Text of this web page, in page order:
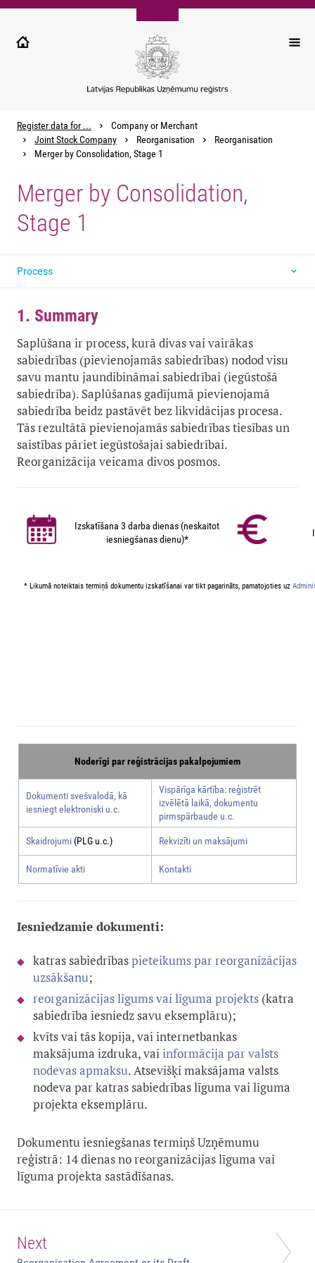
Pārlekt
galveno
Register data for ...
Company or Merchant
Joint Stock Company
Reorganisation
Reorganisation
Merger by Consolidation, Stage 1
Merger by Consolidation,
Stage 1
Process
1. Summary
Saplūšana ir process, kurā divas vai vairākas
sabiedrības (pievienojamās sabiedrības) nodod visu
savu mantu jaundibināmai sabiedrībai (iegūstošā
sabiedrība). Saplūšanas gadījumā pievienojamā
sabiedrība beidz pastāvēt bez likvidācijas procesa.
Tās rezultātā pievienojamās sabiedrības tiesības un
saistības pāriet iegūstošajai sabiedrībai.
Reorganizācija veicama divos posmos.
Izskatīšana 3 darba dienas (neskaitot
iesniegšanas dienu)*
* Likumā noteiktais termiņš dokumentu izskatīšanai var tikt pagarināts, pamatojoties uz
Noderīgi par reģistrācijas pakalpojumiem
Dokumenti svešvalodā, kā
iesniegt elektroniski u.c.
Vispārīga kārtība: reģistrēt
izvēlētā laikā, dokumentu
pirmspārbaude u.c.
Skaidrojumi(PLG u.c.) Rekvizīti un maksājumi
Normatīvie akti Kontakti
Iesniedzamie dokumenti:
katras sabiedrībaspieteikums par reorganizācijas
uzsākšanu;
reorganizācijas līgums vai līguma projekts (katra
sabiedrība iesniedz savu eksemplāru);
kvīts vai tās kopija, vai internetbankas
maksājuma izdruka, vaiinformācija par valsts
nodevas apmaksu. Atsevišķi maksājama valsts
nodeva par katras sabiedrības līguma vai līguma
projekta eksemplāru.
Dokumentu iesniegšanas termiņš Uzņēmumu
reģistrā: 14 dienas no reorganizācijas līguma vai
līguma projekta sastādīšanas.
Next